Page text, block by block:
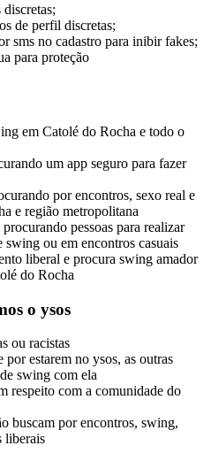
de perfil discretas;
sms no cadastro para inibir fakes;
para proteção
em Catolé do Rocha e todo o
um app seguro para fazer
por encontros, sexo real e
e região metropolitana
pessoas para realizar
swing ou em encontros casuais
liberal e procura swing amador
do Rocha
o ysos
ou racistas
por estarem no ysos, as outras
swing com ela
respeito com a comunidade do
buscam por encontros, swing,
liberais